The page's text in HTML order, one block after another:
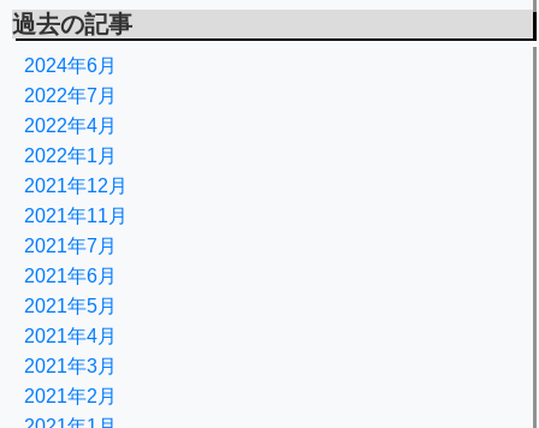
過去の記事
2024年6月
2022年7月
2022年4月
2022年1月
2021年12月
2021年11月
2021年7月
2021年6月
2021年5月
2021年4月
2021年3月
2021年2月